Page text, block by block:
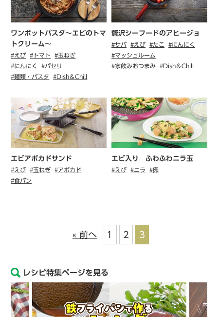
ワンポットパスタ〜エビのトマ
トクリーム〜
#えび #トマト
#玉ねぎ
#にんにく
#パセリ
#麺類・パスタ
#Dish＆Chill
贅沢シーフードのアヒージョ
#サバ #えび #たこ
#にんにく
#マッシュルーム
#家飲みおつまみ
#Dish＆Chill
エビアボカドサンド
#えび #玉ねぎ
#アボカド
#食パン
エビ入り ふわふわニラ玉
#えび #ニラ #卵
« 前へ 1 2 3
レシピ特集ページを見る